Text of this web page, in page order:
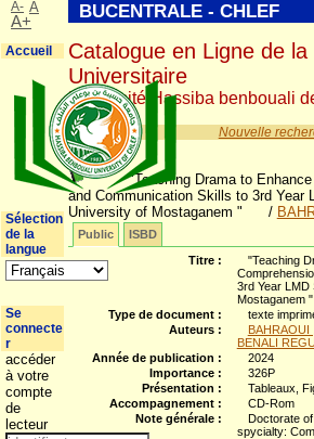
Nouvelle
"Teaching Drama to
and Communication Skills to 3rd Year
University of Mostaganem "
/
Public
ISBD
Titre :
"Teaching
3rd Year LMD
Mostaganem "
Type de document :
texte
Auteurs :
BAHRAOUI
BENALI
Année de publication :
2024
Importance :
326P
Présentation :
Tableaux,
Accompagnement :
CD-Rom
Note générale :
Doctorate
spycialty:
BUCENTRALE - CHLEF
Catalogue en Ligne de la
Universitaire
Université Hassiba benbouali
A- A
A+
Accueil
Sélection
de la
langue
Se
connecte
r
accéder
à votre
compte
de
lecteur